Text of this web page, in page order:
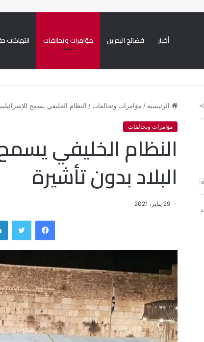
أخبار فضائح البحرين مؤامرات وتحالفات انتهاكات
من 50 موكبا دينيا
الرئيسية / مؤامرات وتحالفات / النظام الخليفي يسمح
مؤامرات وتحالفات
النظام الخليفي
البلاد بدون تأشيرة
29 يناير، 2021
فيسبوك